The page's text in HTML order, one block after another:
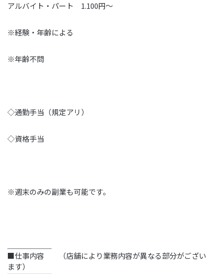
アルバイト・パート 1.100円～
※経験・年齢による
※年齢不問
◇通勤手当（規定アリ）
◇資格手当
※週末のみの副業も可能です。
■仕事内容 （店舗により業務内容が異なる部分がござい
ます）